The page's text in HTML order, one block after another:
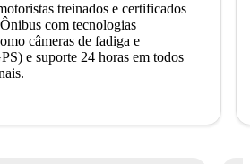
treinados e certificados
com tecnologias
câmeras de fadiga e
e suporte 24 horas em todos